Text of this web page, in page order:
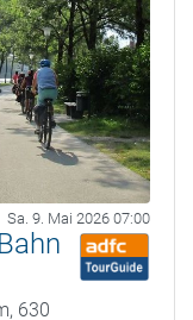
Sa. 9. Mai 2026 07:00
630